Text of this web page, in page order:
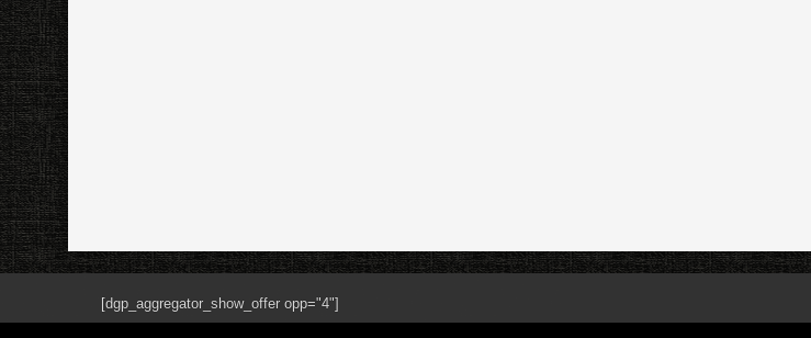
[dgp_aggregator_show_offer opp="4"]